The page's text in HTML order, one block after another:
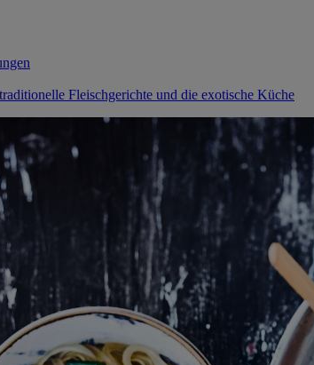
Fleischgerichte und die exotische Küche